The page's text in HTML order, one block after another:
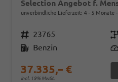
unverbindliche Lieferzeit: 4 - 5 Monate
Fahrzeugnr. 23765
Kraftstoff Benzin Leistung
37.335,– €
incl. 19% MwSt.